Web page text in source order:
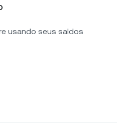
usando seus saldos